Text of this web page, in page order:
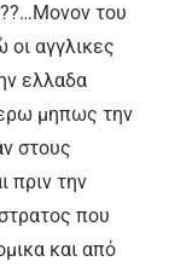
του
αγγλικες
ελλαδα
μηπως την
στους
πριν την
που
και από